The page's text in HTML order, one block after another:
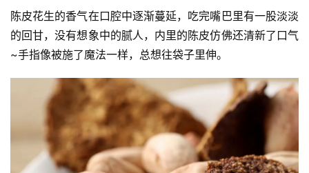
陈皮花生的香气在口腔中逐渐蔓延，吃完嘴巴里有一股淡淡
的回甘，没有想象中的腻人，内里的陈皮仿佛还清新了口气
~手指像被施了魔法一样，总想往袋子里伸。